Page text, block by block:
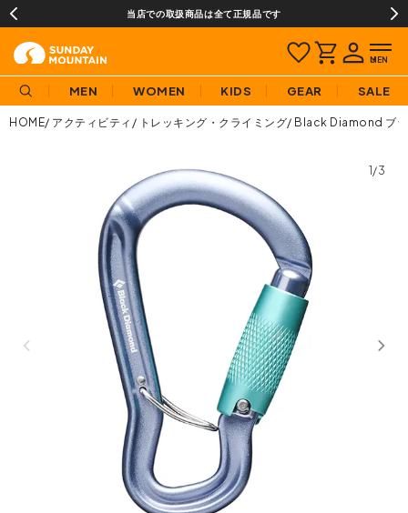
当店での取扱商品は全て正規品です
MEN WOMEN KIDS GEAR SALE
HOME アクティビティ トレッキング・クライミング Black Diamond ブラ
1/3